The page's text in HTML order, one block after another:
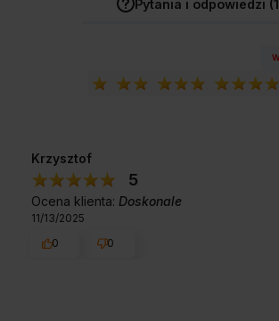
Pytania i odpowiedzi
Krzysztof
5
Ocena klienta: Doskonale
11/13/2025
0
0